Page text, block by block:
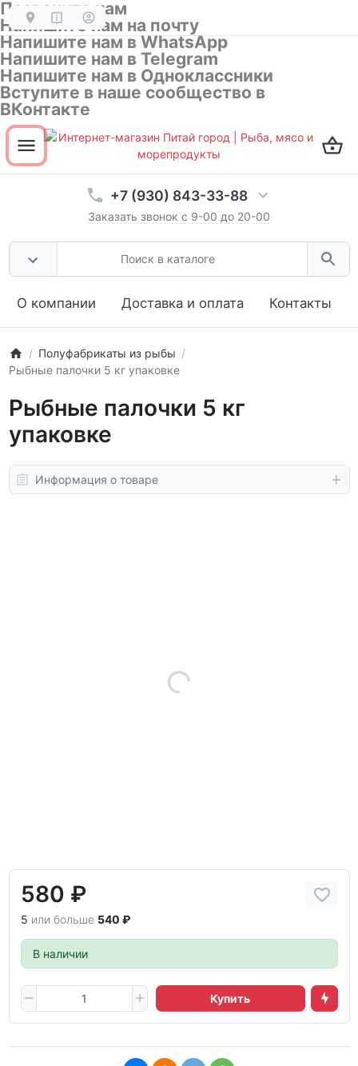
Позвоните нам
Напишите нам на почту
Напишите нам в WhatsApp
Напишите нам в Telegram
Напишите нам в Одноклассники
Вступите в наше сообщество в
ВКонтакте
+7 (930) 843-33-88
Заказать звонок с 9-00 до 20-00
О компании Доставка и оплата Контакты
Полуфабрикаты из рыбы
Рыбные палочки 5 кг упаковке
Рыбные палочки 5 кг
упаковке
Информация о товаре
580 ₽
5 или больше 540 ₽
В наличии
Купить